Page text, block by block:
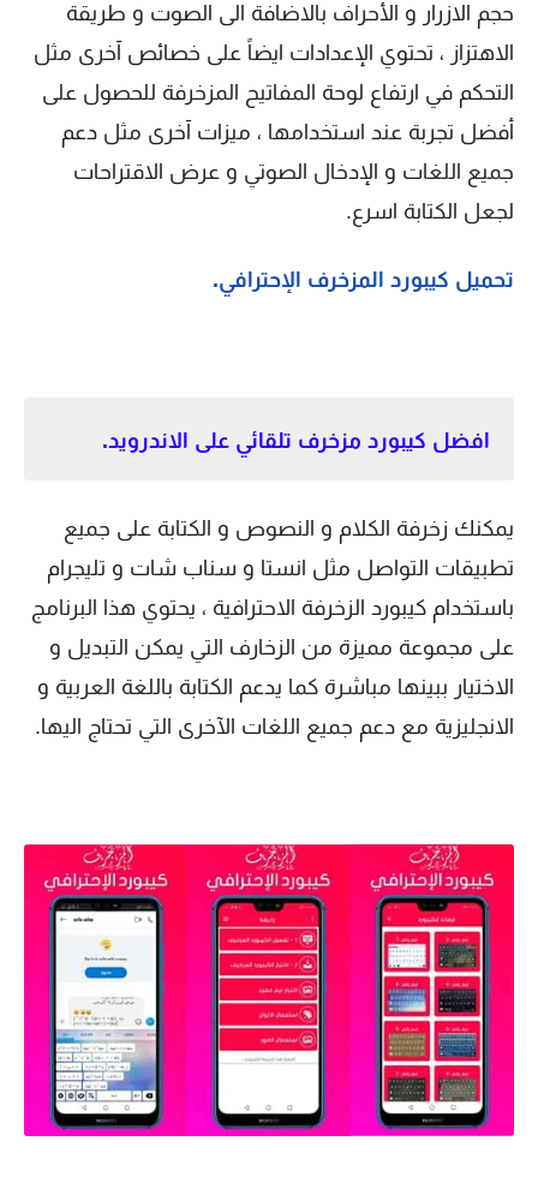
حجم الازرار و الأحراف بالاضافة الى الصوت و طريقة
الاهتزاز ، تحتوي الإعدادات ايضاً على خصائص آخرى مثل
التحكم في ارتفاع لوحة المفاتيح المزخرفة للحصول على
أفضل تجربة عند استخدامها ، ميزات آخرى مثل دعم
جميع اللغات و الإدخال الصوتي و عرض الاقتراحات
لجعل الكتابة اسرع.
تحميل كيبورد المزخرف الإحترافي.
افضل كيبورد مزخرف تلقائي على الاندرويد.
يمكنك زخرفة الكلام و النصوص و الكتابة على جميع
تطبيقات التواصل مثل انستا و سناب شات و تليجرام
باستخدام كيبورد الزخرفة الاحترافية ، يحتوي هذا البرنامج
على مجموعة مميزة من الزخارف التي يمكن التبديل و
الاختيار ببينها مباشرة كما يدعم الكتابة باللغة العربية و
الانجليزية مع دعم جميع اللغات الآخرى التي تحتاج اليها.